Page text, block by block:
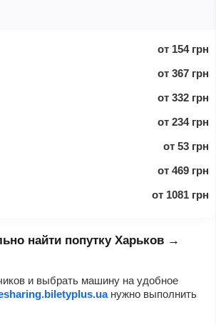
от 154 грн
от 367 грн
от 332 грн
от 234 грн
от 53 грн
от 469 грн
от 1081 грн
и выбрать машину на удобное
нужно выполнить